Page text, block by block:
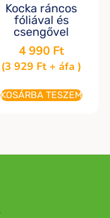
Kocka ráncos
fóliával és
csengővel
4 990 Ft
(3 929 Ft + áfa )
KOSÁRBA TESZEM